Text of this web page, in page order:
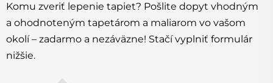
Komu zveriť lepenie tapiet? Pošlite dopyt vhodným
a ohodnoteným tapetárom a maliarom vo vašom
okolí – zadarmo a nezáväzne! Stačí vyplniť formulár
nižšie.